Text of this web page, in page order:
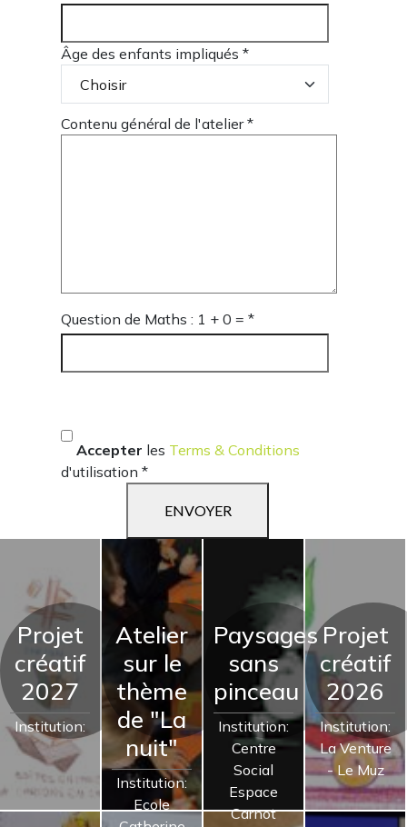
Âge des enfants impliqués*
Contenu général de l'atelier *
Question de Maths : 1 + 0 = *
Accepter les Terms & Conditions
d'utilisation*
Projet
créatif
2027
Institution:
Atelier
sur le
thème
de "La
nuit"
Institution:
Ecole
Paysages
sans
pinceau
Institution:
Centre
Social
Espace
Carnot
Projet
créatif
2026
Institution:
La Venture
- Le Muz